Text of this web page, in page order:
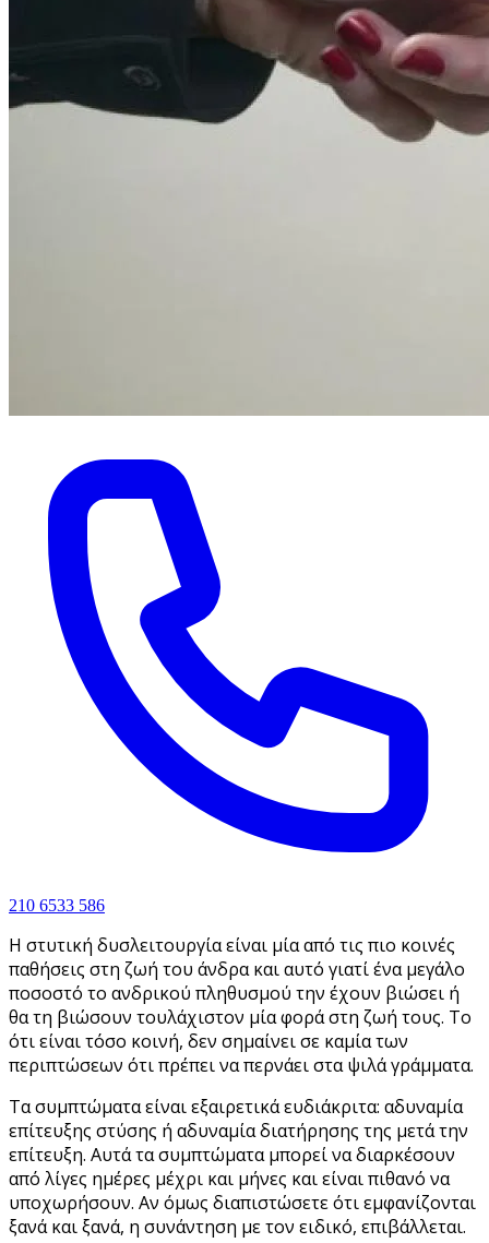
210 6533 586
Η στυτική δυσλειτουργία είναι μία από τις πιο κοινές
παθήσεις στη ζωή του άνδρα και αυτό γιατί ένα μεγάλο
ποσοστό το ανδρικού πληθυσμού την έχουν βιώσει ή
θα τη βιώσουν τουλάχιστον μία φορά στη ζωή τους. Το
ότι είναι τόσο κοινή, δεν σημαίνει σε καμία των
περιπτώσεων ότι πρέπει να περνάει στα ψιλά γράμματα.
Τα συμπτώματα είναι εξαιρετικά ευδιάκριτα: αδυναμία
επίτευξης στύσης ή αδυναμία διατήρησης της μετά την
επίτευξη. Αυτά τα συμπτώματα μπορεί να διαρκέσουν
από λίγες ημέρες μέχρι και μήνες και είναι πιθανό να
υποχωρήσουν. Αν όμως διαπιστώσετε ότι εμφανίζονται
ξανά και ξανά, η συνάντηση με τον ειδικό, επιβάλλεται.